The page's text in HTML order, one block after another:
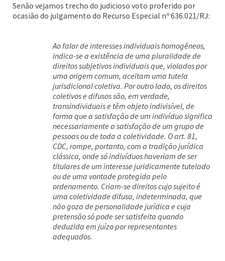
Senão vejamos trecho do judicioso voto proferido por
ocasião do julgamento do Recurso Especial nº 636.021/RJ:
Ao falar de interesses individuais homogêneos,
indica-se a existência de uma pluralidade de
direitos subjetivos individuais que, violados por
uma origem comum, aceitam uma tutela
jurisdicional coletiva. Por outro lado, os direitos
coletivos e difusos são, em verdade,
transindividuais e têm objeto indivisível, de
forma que a satisfação de um indivíduo significa
necessariamente a satisfação de um grupo de
pessoas ou de toda a coletividade. O art. 81,
CDC, rompe, portanto, com a tradição jurídica
clássica, onde só indivíduos haveriam de ser
titulares de um interesse juridicamente tutelado
ou de uma vontade protegida pelo
ordenamento. Criam-se direitos cujo sujeito é
uma coletividade difusa, indeterminada, que
não goza de personalidade jurídica e cuja
pretensão só pode ser satisfeita quando
deduzida em juízo por representantes
adequados.